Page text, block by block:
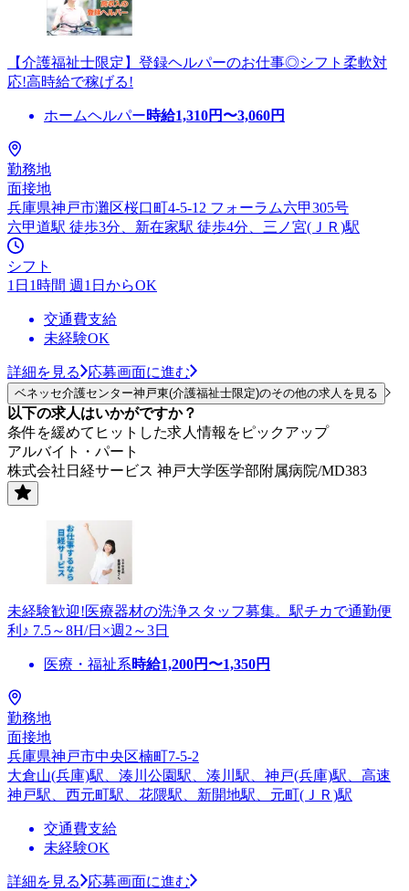
【介護福祉士限定】登録ヘルパーのお仕事◎シフト柔軟対
応!高時給で稼げる!
ホームヘルパー時給1,310円〜3,060円
勤務地
面接地
兵庫県神戸市灘区桜口町4-5-12 フォーラム六甲305号
六甲道駅 徒歩3分、新在家駅 徒歩4分、三ノ宮(ＪＲ)駅
シフト
1日1時間 週1日からOK
交通費支給
未経験OK
詳細を見る 応募画面に進む
ベネッセ介護センター神戸東(介護福祉士限定)のその他の求人を見る
以下の求人はいかがですか？
条件を緩めてヒットした求人情報をピックアップ
アルバイト・パート
株式会社日経サービス 神戸大学医学部附属病院/MD383
未経験歓迎!医療器材の洗浄スタッフ募集。駅チカで通勤便
利♪ 7.5～8H/日×週2～3日
医療・福祉系時給1,200円〜1,350円
勤務地
面接地
兵庫県神戸市中央区楠町7-5-2
大倉山(兵庫)駅、湊川公園駅、湊川駅、神戸(兵庫)駅、高速
神戸駅、西元町駅、花隈駅、新開地駅、元町(ＪＲ)駅
交通費支給
未経験OK
詳細を見る
応募画面に進む